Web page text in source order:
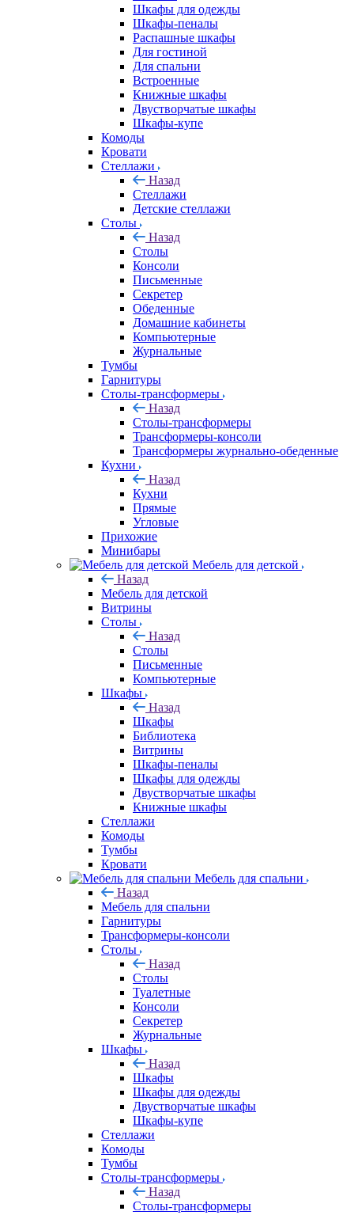
Шкафы для одежды
Шкафы-пеналы
Распашные шкафы
Для гостиной
Для спальни
Встроенные
Книжные шкафы
Двустворчатые шкафы
Шкафы-купе
Комоды
Кровати
Стеллажи
Назад
Стеллажи
Детские стеллажи
Столы
Назад
Столы
Консоли
Письменные
Секретер
Обеденные
Домашние кабинеты
Компьютерные
Журнальные
Тумбы
Гарнитуры
Столы-трансформеры
Назад
Столы-трансформеры
Трансформеры-консоли
Трансформеры журнально-обеденные
Кухни
Назад
Кухни
Прямые
Угловые
Прихожие
Минибары
Мебель для детской
Назад
Мебель для детской
Витрины
Столы
Назад
Столы
Письменные
Компьютерные
Шкафы
Назад
Шкафы
Библиотека
Витрины
Шкафы-пеналы
Шкафы для одежды
Двустворчатые шкафы
Книжные шкафы
Стеллажи
Комоды
Тумбы
Кровати
Мебель для спальни
Назад
Мебель для спальни
Гарнитуры
Трансформеры-консоли
Столы
Назад
Столы
Туалетные
Консоли
Секретер
Журнальные
Шкафы
Назад
Шкафы
Шкафы для одежды
Двустворчатые шкафы
Шкафы-купе
Стеллажи
Комоды
Тумбы
Столы-трансформеры
Назад
Столы-трансформеры